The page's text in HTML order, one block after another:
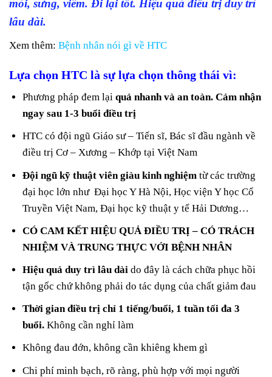
mỏi, sưng, viêm. Đi lại tốt. Hiệu quả điều trị duy trì
lâu dài.
Xem thêm: Bệnh nhân nói gì về HTC
Lựa chọn HTC là sự lựa chọn thông thái vì:
Phương pháp đem lạiquả nhanh và an toàn. Cảm nhận
ngay sau 1-3 buổi điều trị
HTC có đội ngũ Giáo sư – Tiến sĩ, Bác sĩ đầu ngành về
điều trị Cơ – Xương – Khớp tại Việt Nam
Đội ngũ kỹ thuật viên giàu kinh nghiệm từ các trường
đại học lớn như Đại học Y Hà Nội, Học viện Y học Cổ
Truyền Việt Nam, Đại học kỹ thuật y tế Hải Dương…
CÓ CAM KẾT HIỆU QUẢ ĐIỀU TRỊ – CÓ TRÁCH
NHIỆM VÀ TRUNG THỰC VỚI BỆNH NHÂN
Hiệu quả duy trì lâu dài do đây là cách chữa phục hồi
tận gốc chứ không phải do tác dụng của chất giảm đau
Thời gian điều trị chỉ 1 tiếng/buổi, 1 tuần tối đa 3
buổi. Không cần nghỉ làm
Không đau đớn, không cần khiêng khem gì
Chi phí minh bạch, rõ ràng, phù hợp với mọi người